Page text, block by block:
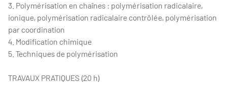
3. Polymérisation en chaînes : polymérisation radicalaire,
ionique, polymérisation radicalaire contrôlée, polymérisation
par coordination
4. Modification chimique
5. Techniques de polymérisation
TRAVAUX PRATIQUES (20 h)